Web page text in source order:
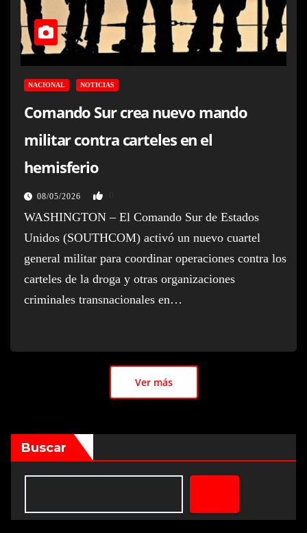
NACIONAL NOTICIAS
Comando Sur crea nuevo mando
militar contra carteles en el
hemisferio
08/05/2026
WASHINGTON – El Comando Sur de Estados
Unidos (SOUTHCOM) activó un nuevo cuartel
general militar para coordinar operaciones contra los
carteles de la droga y otras organizaciones
criminales transnacionales en…
Ver más
Buscar